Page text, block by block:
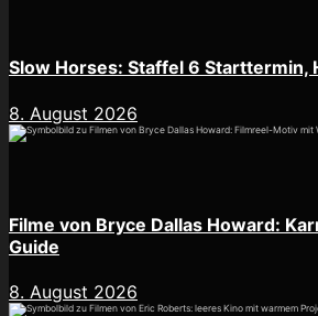
Slow Horses: Staffel 6 Starttermin,
8. August 2026
Filme von Bryce Dallas Howard:
Guide
8. August 2026